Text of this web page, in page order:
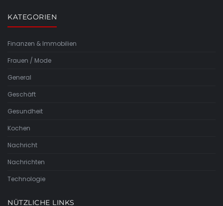
KATEGORIEN
Finanzen & Immobilien
Frauen / Mode
General
Geschäft
Gesundheit
Kochen
Nachricht
Nachrichten
Technologie
NÜTZLICHE LINKS